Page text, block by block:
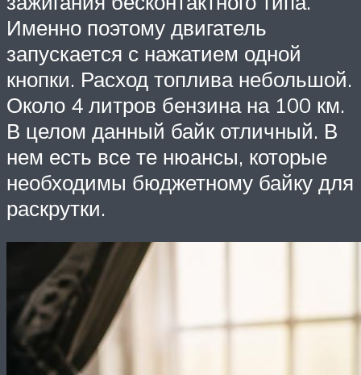
Именно поэтому двигатель
запускается с нажатием одной
кнопки. Расход топлива небольшой.
Около 4 литров бензина на 100 км.
В целом данный байк отличный. В
нем есть все те нюансы, которые
необходимы бюджетному байку для
раскрутки.